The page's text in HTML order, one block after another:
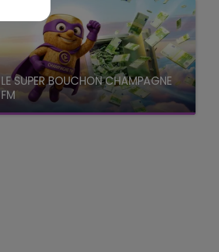
LE SUPER BOUCHON CHAMPAGNE
FM
avec La Famille Champagne FM, à 8H10